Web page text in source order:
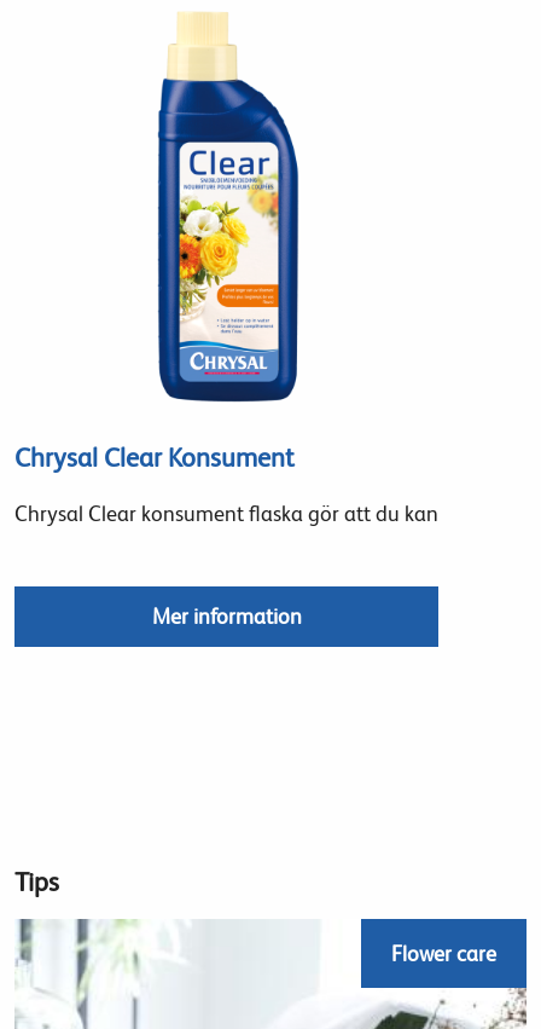
Chrysal Clear Konsument
Chrysal Clear konsument flaska gör att du kan
Mer information
Tips
Flower care